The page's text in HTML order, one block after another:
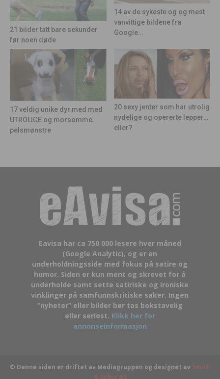
21 bilder tatt bare sekunder
før noen døde
14 av de sykeste og og mest
vanvittige bildene fra
Google...
17 veldig unike dyr med med
UTROLIGE og morsomme
pelsmønstre
20 sexy jenter som har utrolig
nydelige og opererte lepper…
eller?
Eavisa har ca 750 000 lesere hver måned
(Google Analytic), og er en
underholdningsside med fokus på satire og
humor. Siden er kun ment og skrevet for å
underholde samt sette satiriske og ironiske
vinklinger på samfunnskritiske saker. Ingen
“nyheter” eller bilder bør tas bokstavelig
eller seriøst. Klikk her for
annonseinformasjon
© Denne siden er driftet av Mediagruppen og designet av Smith
& Schur AS